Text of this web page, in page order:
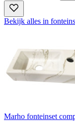
Bekijk alles in
Marho fonteinset